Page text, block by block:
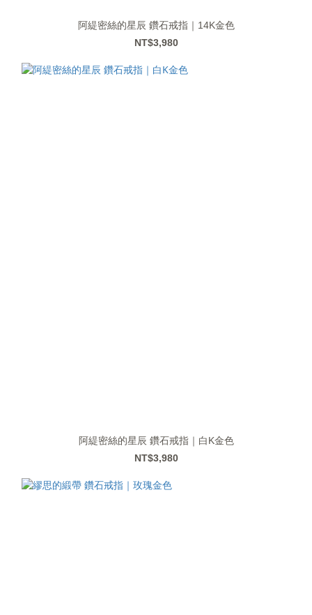
阿緹密絲的星辰 鑽石戒指｜14K金色
NT$3,980
阿緹密絲的星辰 鑽石戒指｜白K金色
NT$3,980